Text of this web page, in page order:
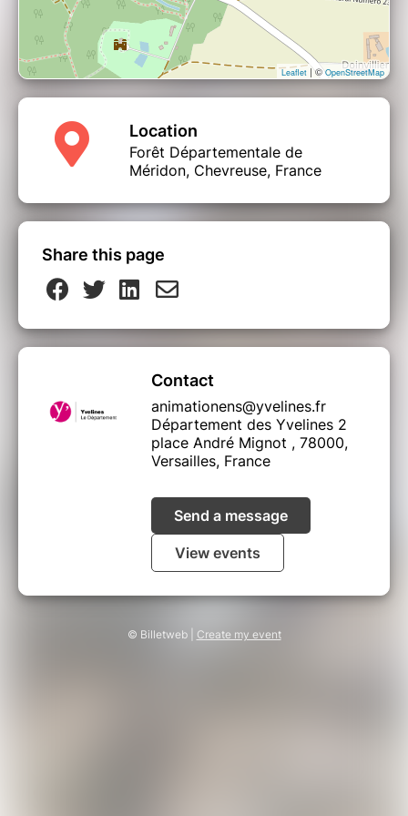
Leaflet | ©OpenStreetMap
Location
Forêt Départementale de
Méridon, Chevreuse, France
Share this page
Contact
animationens@yvelines.fr
Département des Yvelines 2
place André Mignot , 78000,
Versailles, France
Send a message
View events
© Billetweb | Create my event